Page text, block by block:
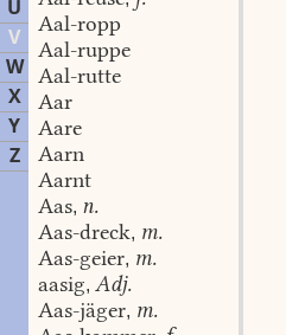
U
V
W
X
Y
Z
Aal-ropp
Aal-ruppe
Aal-rutte
Aar
Aare
Aarn
Aarnt
Aas, n.
Aas-dreck, m.
Aas-geier, m.
aasig, Adj.
Aas-jäger, m.